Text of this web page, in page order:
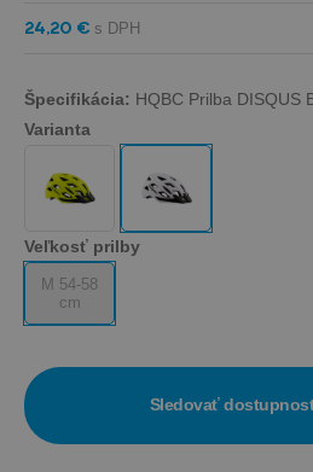
24,20 €
Špecifikácia: HQBC Prilba DISQUS
Varianta
Veľkosť prilby
M 54-58
cm
Sledovať